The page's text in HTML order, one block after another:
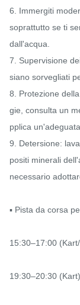
6. Immergiti
soprattutto se ti
dall'acqua.
7. Supervisione
siano sorvegliati
8. Protezione
gie, consulta un
pplica
9. Detersione:
positi minerali
necessario
▪️ Pista da corsa
15:30–17:00
19:30–20:30 (Kart)